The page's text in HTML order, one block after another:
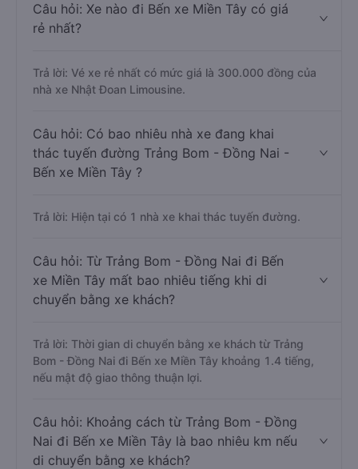
Câu hỏi: Xe nào đi Bến xe Miền Tây có giá
rẻ nhất?
Trả lời: Vé xe rẻ nhất có mức giá là 300.000 đồng của
nhà xe Nhật Đoan Limousine.
Câu hỏi: Có bao nhiêu nhà xe đang khai
thác tuyến đường Trảng Bom - Đồng Nai -
Bến xe Miền Tây ?
Trả lời: Hiện tại có 1 nhà xe khai thác tuyến đường.
Câu hỏi: Từ Trảng Bom - Đồng Nai đi Bến
xe Miền Tây mất bao nhiêu tiếng khi di
chuyển bằng xe khách?
Trả lời: Thời gian di chuyển bằng xe khách từ Trảng
Bom - Đồng Nai đi Bến xe Miền Tây khoảng 1.4 tiếng,
nếu mật độ giao thông thuận lợi.
Câu hỏi: Khoảng cách từ Trảng Bom - Đồng
Nai đi Bến xe Miền Tây là bao nhiêu km nếu
di chuyển bằng xe khách?